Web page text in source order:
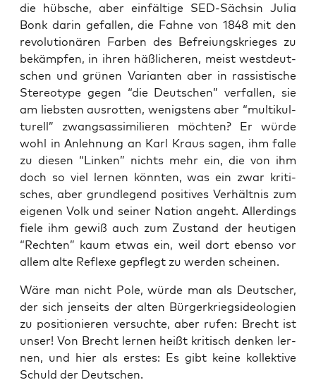
die hüb­sche, aber ein­fäl­ti­ge SED-Säch­sin Julia
Bonk dar­in gefal­len, die Fah­ne von 1848 mit den
revo­lu­tio­nä­ren Far­ben des Befrei­ungs­krie­ges zu
bekämp­fen, in ihren häß­li­che­ren, meist west­deut­
schen und grü­nen Vari­an­ten aber in ras­sis­ti­sche
Ste­reo­ty­pe gegen “die Deut­schen” ver­fal­len, sie
am liebs­ten aus­rot­ten, wenigs­tens aber “mul­ti­kul­
tu­rell” zwangs­as­si­mi­lie­ren möch­ten? Er wür­de
wohl in Anleh­nung an Karl Kraus sagen, ihm fal­le
zu die­sen “Lin­ken” nichts mehr ein, die von ihm
doch so viel ler­nen könn­ten, was ein zwar kri­ti­
sches, aber grund­le­gend posi­ti­ves Ver­hält­nis zum
eige­nen Volk und sei­ner Nati­on angeht. Aller­dings
fie­le ihm gewiß auch zum Zustand der heu­ti­gen
“Rech­ten” kaum etwas ein, weil dort eben­so vor
allem alte Refle­xe gepflegt zu wer­den scheinen.
Wäre man nicht Pole, wür­de man als Deut­scher,
der sich jen­seits der alten Bür­ger­kriegs­ideo­lo­gien
zu posi­tio­nie­ren ver­such­te, aber rufen: Brecht ist
unser! Von Brecht ler­nen heißt kri­tisch den­ken ler­
nen, und hier als ers­tes: Es gibt kei­ne kol­lek­ti­ve
Schuld der Deutschen.